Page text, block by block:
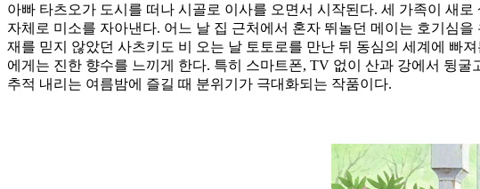
아빠 타츠오가 도시를 떠나 시골로 이사를 오면서 시작된다. 세 가족이 새
자체로 미소를 자아낸다. 어느 날 집 근처에서 혼자 뛰놀던 메이는 호기심
재를 믿지 않았던 사츠키도 비 오는 날 토토로를 만난 뒤 동심의 세계에 빠
에게는 진한 향수를 느끼게 한다. 특히 스마트폰, TV 없이 산과 강에서 뒹
추적 내리는 여름밤에 즐길 때 분위기가 극대화되는 작품이다.